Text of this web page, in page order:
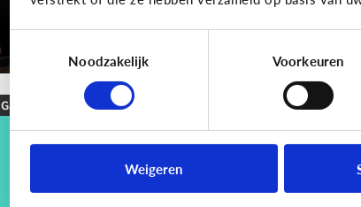
Noodzakelijk
Voorkeuren
Weigeren
Gaming
[Checklist]Hoe kies ik
een game voor mijn
kind?
Gaming
Wat